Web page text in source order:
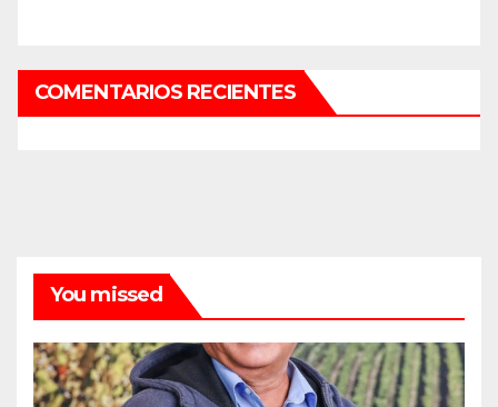
COMENTARIOS RECIENTES
You missed